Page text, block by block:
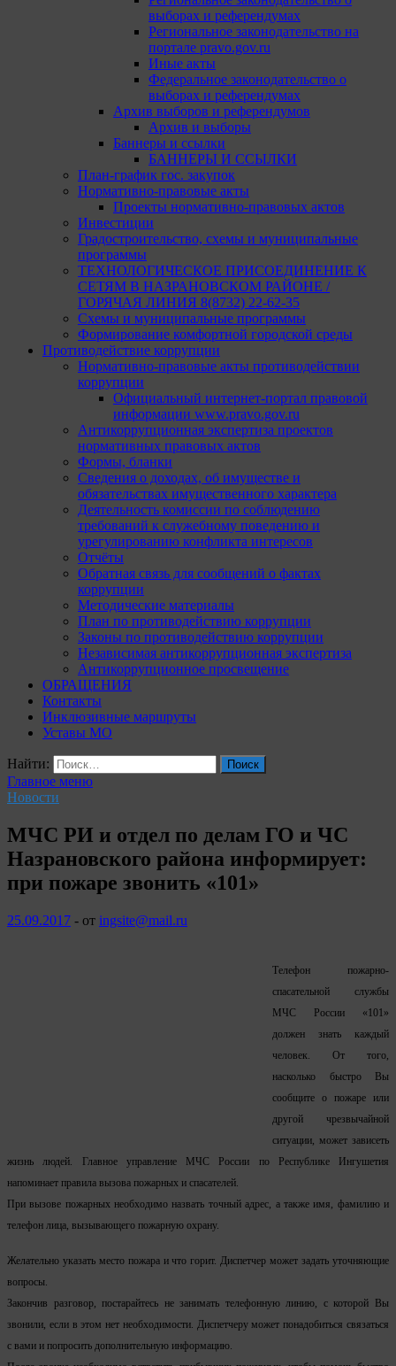
выборах и референдумах
Региональное законодательство на
портале pravo.gov.ru
Иные акты
Федеральное законодательство о
выборах и референдумах
Архив выборов и референдумов
Архив и выборы
Баннеры и ссылки
БАННЕРЫ И ССЫЛКИ
План-график гос. закупок
Нормативно-правовые акты
Проекты нормативно-правовых актов
Инвестиции
Градостроительство, схемы и муниципальные
программы
ТЕХНОЛОГИЧЕСКОЕ ПРИСОЕДИНЕНИЕ К
СЕТЯМ В НАЗРАНОВСКОМ РАЙОНЕ /
ГОРЯЧАЯ ЛИНИЯ 8(8732) 22-62-35
Схемы и муниципальные программы
Формирование комфортной городской среды
Противодействие коррупции
Нормативно-правовые акты противодействии
коррупции
Официальный интернет-портал правовой
информации www.pravo.gov.ru
Антикоррупционная экспертиза проектов
нормативных правовых актов
Формы, бланки
Сведения о доходах, об имуществе и
обязательствах имущественного характера
Деятельность комиссии по соблюдению
требований к служебному поведению и
урегулированию конфликта интересов
Отчёты
Обратная связь для сообщений о фактах
коррупции
Методические материалы
План по противодействию коррупции
Законы по противодействию коррупции
Независимая антикоррупционная экспертиза
Антикоррупционное просвещение
ОБРАЩЕНИЯ
Контакты
Инклюзивные маршруты
Уставы МО
Найти:
Главное меню
Новости
МЧС РИ и отдел по делам ГО и ЧС
Назрановского района информирует:
при пожаре звонить «101»
25.09.2017 - от ingsite@mail.ru
Телефон пожарно-
спасательной службы
МЧС России «101»
должен знать каждый
человек. От того,
насколько быстро Вы
сообщите о пожаре или
другой чрезвычайной
ситуации, может зависеть
жизнь людей. Главное управление МЧС России по Республике Ингушетия
напоминает правила вызова пожарных и спасателей.
При вызове пожарных необходимо назвать точный адрес, а также имя, фамилию и
телефон лица, вызывающего пожарную охрану.
Желательно указать место пожара и что горит. Диспетчер может задать уточняющие
вопросы.
Закончив разговор, постарайтесь не занимать телефонную линию, с которой Вы
звонили, если в этом нет необходимости. Диспетчеру может понадобиться связаться
с вами и попросить дополнительную информацию.